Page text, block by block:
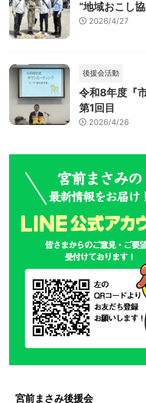
“地域おこし
2026/4/27
後援会活動
令和8年度『
第1回目
2026/4/26
宮前まさみ後援会